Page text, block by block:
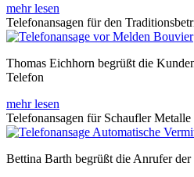
mehr lesen
Telefonansagen für den
Thomas Eichhorn begrüßt die
Telefon
mehr lesen
Telefonansagen für Schaufler Metalle
Bettina Barth begrüßt die Anrufer